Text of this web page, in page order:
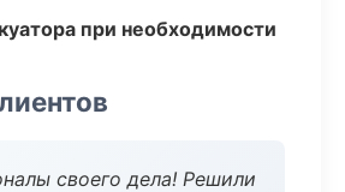
при необходимости
своего дела! Решили